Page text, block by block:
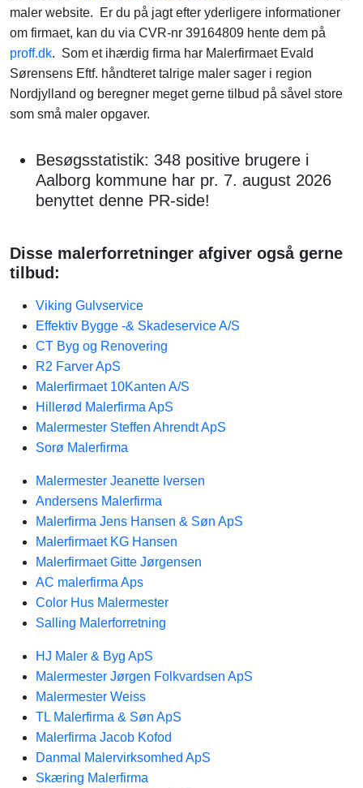
maler website. Er du på jagt efter yderligere informationer
om firmaet, kan du via CVR-nr 39164809 hente dem på
proff.dk. Som et ihærdig firma har Malerfirmaet Evald
Sørensens Eftf. håndteret talrige maler sager i region
Nordjylland og beregner meget gerne tilbud på såvel store
som små maler opgaver.
Besøgsstatistik: 348 positive brugere i
Aalborg kommune har pr. 7. august 2026
benyttet denne PR-side!
Disse malerforretninger afgiver også gerne
tilbud:
Viking Gulvservice
Effektiv Bygge -& Skadeservice A/S
CT Byg og Renovering
R2 Farver ApS
Malerfirmaet 10Kanten A/S
Hillerød Malerfirma ApS
Malermester Steffen Ahrendt ApS
Sorø Malerfirma
Malermester Jeanette Iversen
Andersens Malerfirma
Malerfirma Jens Hansen & Søn ApS
Malerfirmaet KG Hansen
Malerfirmaet Gitte Jørgensen
AC malerfirma Aps
Color Hus Malermester
Salling Malerforretning
HJ Maler & Byg ApS
Malermester Jørgen Folkvardsen ApS
Malermester Weiss
TL Malerfirma & Søn ApS
Malerfirma Jacob Kofod
Danmal Malervirksomhed ApS
Skæring Malerfirma